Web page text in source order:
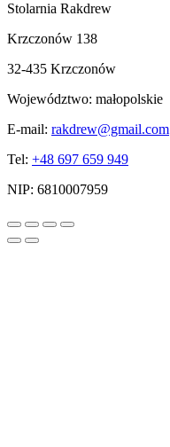
Stolarnia Rakdrew
Krzczonów 138
32-435 Krzczonów
Województwo: małopolskie
E-mail: rakdrew@gmail.com
Tel: +48 697 659 949
NIP: 6810007959